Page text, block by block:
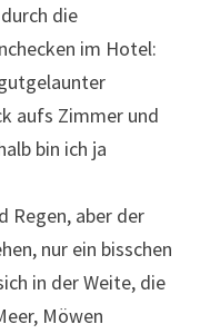
die
im Hotel:
aufs Zimmer und
bin ich ja
Regen, aber der
nur ein bisschen
in der Weite, die
Möwen